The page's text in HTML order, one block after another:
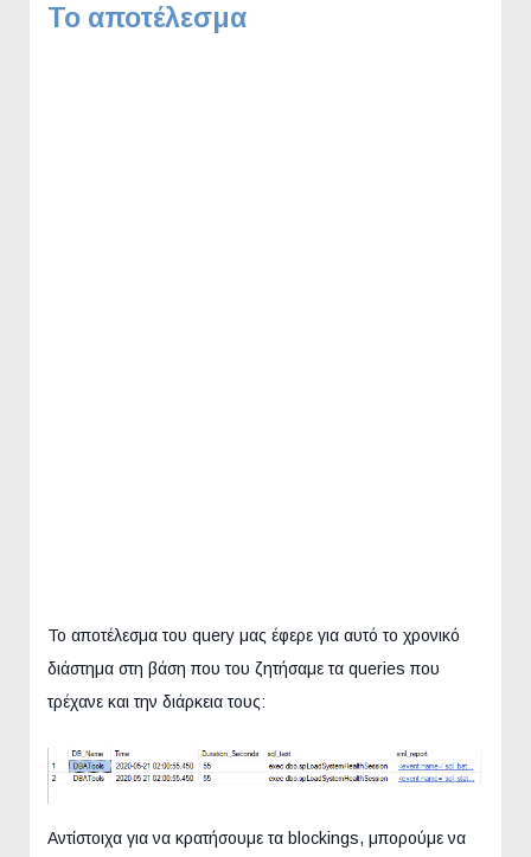
Το αποτέλεσμα
Το αποτέλεσμα του query μας έφερε για αυτό το χρονικό
διάστημα στη βάση που του ζητήσαμε τα queries που
τρέχανε και την διάρκεια τους:
Αντίστοιχα για να κρατήσουμε τα blockings, μπορούμε να